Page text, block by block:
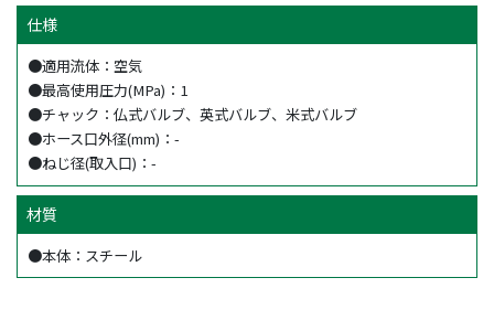
仕様
●適用流体：空気
●最高使用圧力(MPa)：1
●チャック：仏式バルブ、英式バルブ、米式バルブ
●ホース口外径(mm)：-
●ねじ径(取入口)：-
材質
●本体：スチール